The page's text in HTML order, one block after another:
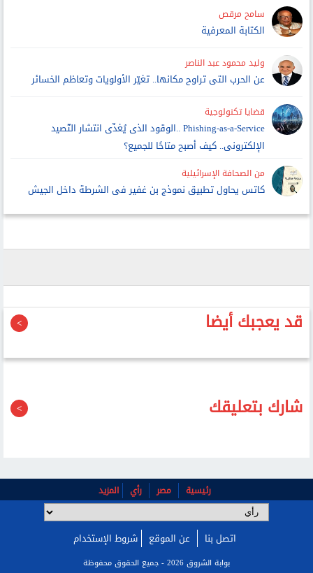
سامح مرقص
الكتابة المعرفية
وليد محمود عبد الناصر
عن الحرب التى تراوح مكانها.. تغيّر الأولويات وتعاظم الخسائر
قضايا تكنولوجية
Phishing-as-a-Service ..الوقود الذى يُغذّى انتشار التّصيد
الإلكترونى.. كيف أصبح متاحًا للجميع؟
من الصحافة الإسرائيلية
كاتس يحاول تطبيق نموذج بن غفير فى الشرطة داخل الجيش
قد يعجبك أيضا
شارك بتعليقك
رئيسية مصر رأي المزيد
اتصل بنا عن الموقع شروط الإستخدام
بوابة الشروق 2026 - جميع الحقوق محفوظة